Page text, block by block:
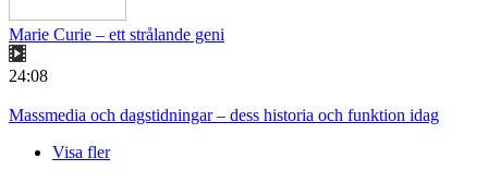
Marie Curie – ett strålande geni
24:08
Massmedia och dagstidningar – dess historia och funktion idag
Visa fler